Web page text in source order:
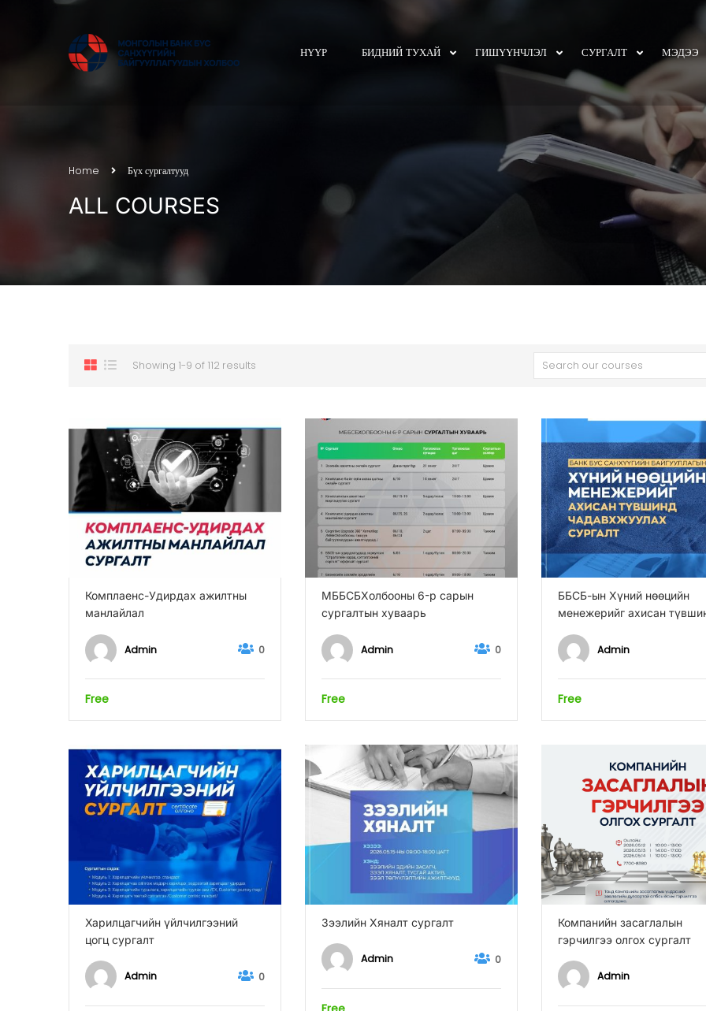
НҮҮР БИДНИЙ ТУХАЙ ГИШҮҮНЧЛЭЛ СУРГАЛТ МЭДЭЭ
Home Бүх сургалтууд
ALL COURSES
Showing 1-9 of 112 results
Комплаенс-Удирдах ажилтны
манлайлал
Admin 0
Free
МББСБХолбооны 6-р сарын
сургалтын хуваарь
Admin 0
Free
ББСБ-ын Хүний нөөцийн
менежерийг ахисан
Admin
Free
Харилцагчийн үйлчилгээний
цогц сургалт
Admin 0
Зээлийн Хяналт сургалт
Admin 0
Компанийн засаглалын
гэрчилгээ олгох сургалт
Admin